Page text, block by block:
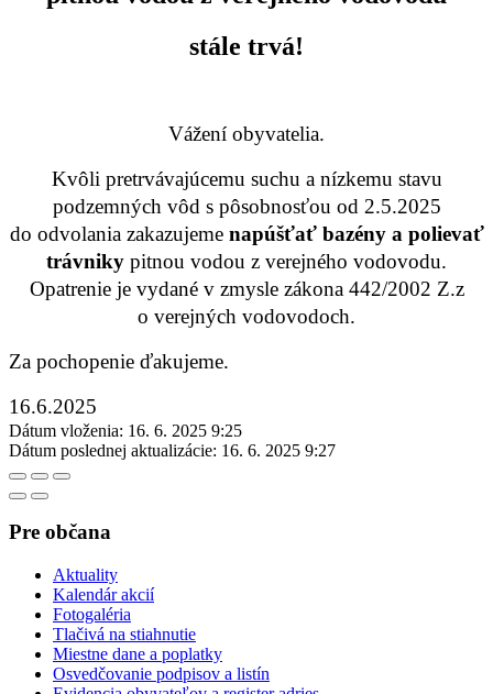
stále trvá!
Vážení obyvatelia.
Kvôli pretrvávajúcemu suchu a nízkemu stavu
podzemných vôd s pôsobnosťou od 2.5.2025
do odvolania zakazujeme napúšťať bazény a polievať
trávniky pitnou vodou z verejného vodovodu.
Opatrenie je vydané v zmysle zákona 442/2002 Z.z
o verejných vodovodoch.
Za pochopenie ďakujeme.
16.6.2025
Dátum vloženia: 16. 6. 2025 9:25
Dátum poslednej aktualizácie: 16. 6. 2025 9:27
Pre občana
Aktuality
Kalendár akcií
Fotogaléria
Tlačivá na stiahnutie
Miestne dane a poplatky
Osvedčovanie podpisov a listín